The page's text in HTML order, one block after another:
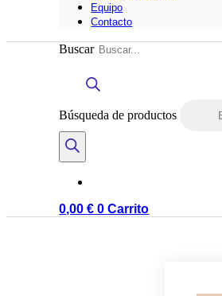
Equipo
Contacto
Buscar
Búsqueda de productos
0,00€ 0 Carrito